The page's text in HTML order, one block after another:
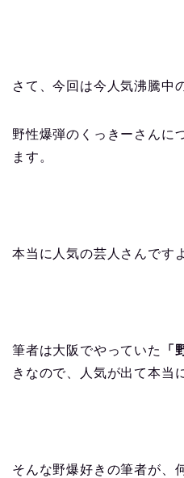
さて、今回は今人気沸騰中
野性爆弾のくっきーさんに
ます。
本当に人気の芸人さんです
筆者は大阪でやっていた 「
きなので、人気が出て本当
そんな野爆好きの筆者が、